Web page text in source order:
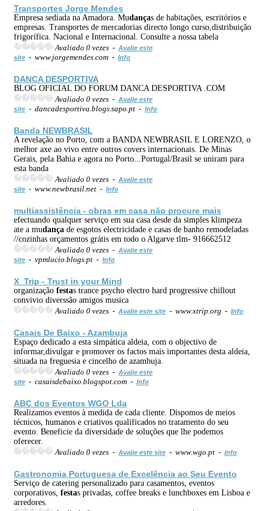
Transportes Jorge Mendes
Empresa sediada na Amadora. Mudanças de habitações, escritórios e
empresas. Transportes de mercadorias directo longo curso,distribuição
frigorífica. Nacional e Internacional. Consulte a nossa tabela
Avaliado 0 vezes - Avalie este
site - www.jorgemendes.com - Info
DANCA DESPORTIVA
BLOG OFICIAL DO FORUM DANCA DESPORTIVA .COM
Avaliado 0 vezes - Avalie este
site - dancadesportiva.blogs.sapo.pt - Info
Banda NEWBRASIL
A revelação no Porto, com a BANDA NEWBRASIL E LORENZO, o
melhor axe ao vivo entre outros covers internacionais. De Minas
Gerais, pela Bahia e agora no Porto...Portugal/Brasil se uniram para
esta banda
Avaliado 0 vezes - Avalie este
site - www.newbrasil.net - Info
multiassistência - obras em casa não procure mais
efectuando qualquer serviço em sua casa desde da simples klimpeza
ate a mudança de esgotos electricidade e casas de banho remodeladas
//cozinhas orçamentos grátis em todo o Algarve tlm- 916662512
Avaliado 0 vezes - Avalie este
site - vpmlucio.blogs.pt - Info
X_Trip - Trust in your Mind
organização festas trance psycho electro hard progressive chillout
convivio diverssão amigos musica
Avaliado 0 vezes - Avalie este site - www.xtrip.org - Info
Casais De Baixo - Azambuja
Espaço dedicado a esta simpática aldeia, com o objectivo de
informar,divulgar e promover os factos mais importantes desta aldeia,
situada na freguesia e cincelho de azambuja.
Avaliado 0 vezes - Avalie este
site - casaisdebaixo.blogspot.com - Info
ABC dos Eventos WGO Lda
Realizamos eventos à medida de cada cliente. Dispomos de meios
técnicos, humanos e criativos qualificados no tratamento do seu
evento. Beneficie da diversidade de soluções que lhe podemos
oferecer.
Avaliado 0 vezes - Avalie este site - www.wgo.pt - Info
Gastronomia Portuguesa de Excelência ao Seu Evento
Serviço de catering personalizado para casamentos, eventos
corporativos, festas privadas, coffee breaks e lunchboxes em Lisboa e
arredores.